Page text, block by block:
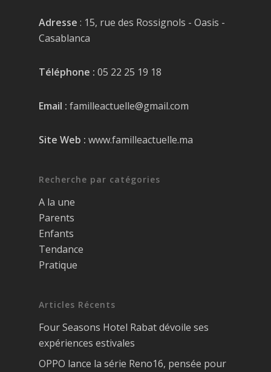
Adresse : 15, rue des Rossignols - Oasis -
Casablanca
Téléphone : 05 22 25 19 18
Email : familleactuelle@gmail.com
Site Web : www.familleactuelle.ma
Recherche par catégories
A la une
Parents
Enfants
Tendance
Pratique
Articles Récents
Four Seasons Hotel Rabat dévoile ses
expériences estivales
OPPO lance la série Reno16, pensée pour